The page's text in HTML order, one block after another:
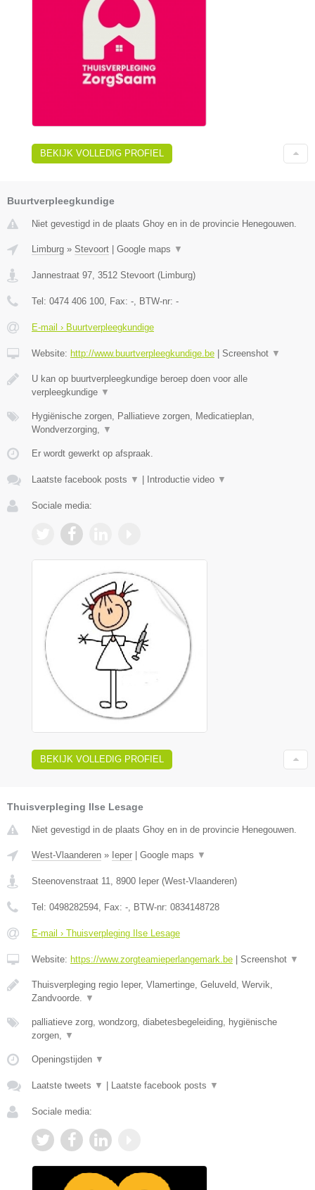
BEKIJK VOLLEDIG PROFIEL
Buurtverpleegkundige
Niet gevestigd in de plaats Ghoy en in de provincie Henegouwen.
Limburg » Stevoort Google maps ▼
Jannestraat 97 3512 Stevoort ( Limburg)
Tel: 0474 406 100 , Fax: - , BTW-nr: -
E-mail › Buurtverpleegkundige
Website: http://www.buurtverpleegkundige.be Screenshot ▼
U kan op buurtverpleegkundige beroep doen voor alle
verpleegkundige ▼
Hygiënische zorgen, Palliatieve zorgen, Medicatieplan,
Wondverzorging,
▼
Er wordt gewerkt op afspraak.
Laatste facebook posts ▼ Introductie video ▼
Sociale media:
BEKIJK VOLLEDIG PROFIEL
Thuisverpleging Ilse Lesage
Niet gevestigd in de plaats Ghoy en in de provincie Henegouwen.
West-Vlaanderen » Ieper Google maps ▼
Steenovenstraat 11, 8900 Ieper (West-Vlaanderen)
Tel: 0498282594, Fax: -, BTW-nr: 0834148728
E-mail › Thuisverpleging Ilse Lesage
Website: https://www.zorgteamieperlangemark.be Screenshot ▼
Thuisverpleging regio Ieper, Vlamertinge, Geluveld, Wervik,
Zandvoorde. ▼
palliatieve zorg, wondzorg, diabetesbegeleiding, hygiënische
zorgen, ▼
Openingstijden ▼
Laatste tweets ▼ Laatste facebook posts ▼
Sociale media: